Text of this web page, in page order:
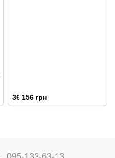
36 156 грн
095-133-63-13